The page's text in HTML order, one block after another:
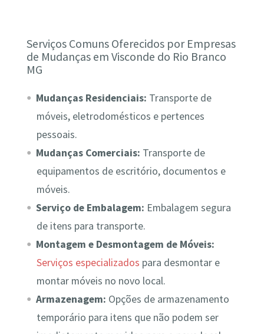
Serviços Comuns Oferecidos por Empresas
de Mudanças em Visconde do Rio Branco
MG
Mudanças Residenciais: Transporte de
móveis, eletrodomésticos e pertences
pessoais.
Mudanças Comerciais: Transporte de
equipamentos de escritório, documentos e
móveis.
Serviço de Embalagem: Embalagem segura
de itens para transporte.
Montagem e Desmontagem de Móveis:
Serviços especializados para desmontar e
montar móveis no novo local.
Armazenagem: Opções de armazenamento
temporário para itens que não podem ser